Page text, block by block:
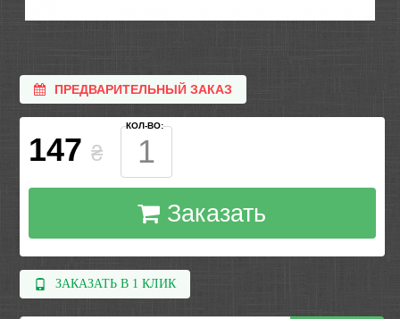
ПРЕДВАРИТЕЛЬНЫЙ ЗАКАЗ
147 ₴
КОЛ-ВО:
Заказать
ЗАКАЗАТЬ В 1 КЛИК